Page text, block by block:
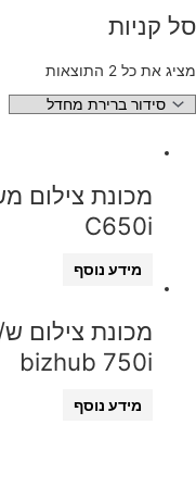
סל קניות
מציג את כל 2 התוצאות
C650i
מידע נוסף
bizhub 750i
מידע נוסף